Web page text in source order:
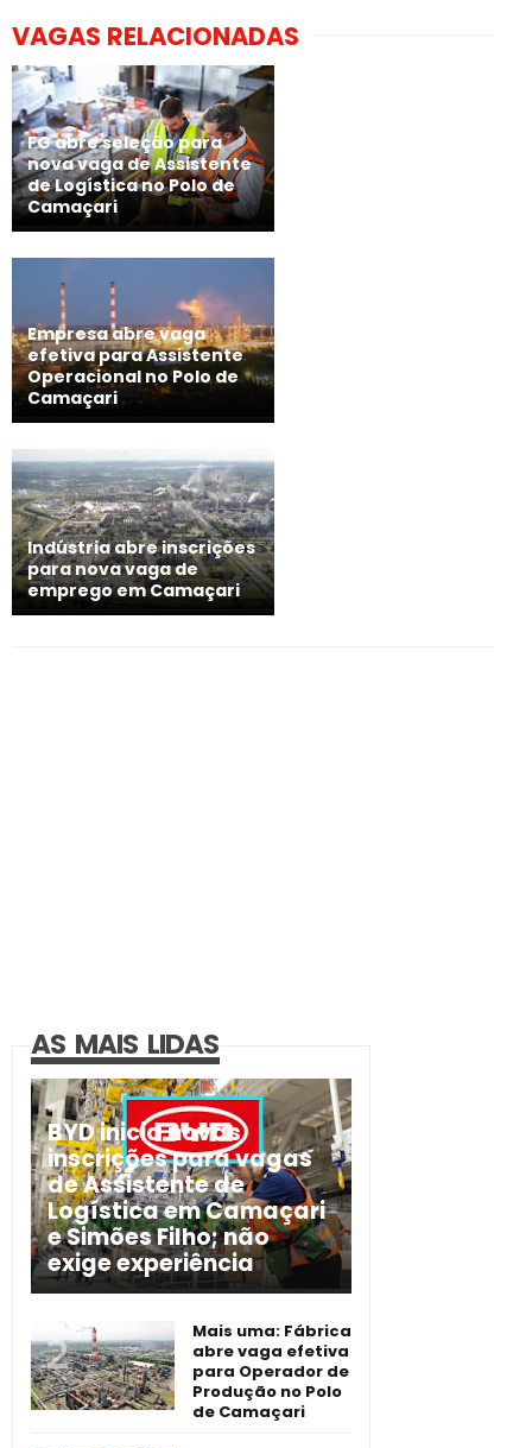
VAGAS RELACIONADAS
FG abre seleção para
nova vaga de Assistente
de Logística no Polo de
Camaçari
Empresa abre vaga
efetiva para Assistente
Operacional no Polo de
Camaçari
Indústria abre inscrições
para nova vaga de
emprego em Camaçari
AS MAIS LIDAS
BYD inicia novas
inscrições para vagas
de Assistente de
Logística em Camaçari
e Simões Filho; não
exige experiência
Mais uma: Fábrica
abre vaga efetiva
para Operador de
Produção no Polo
de Camaçari